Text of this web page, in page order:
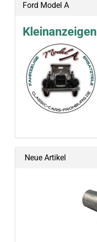
Ford Model A
Kleinanzeigen
Neue Artikel